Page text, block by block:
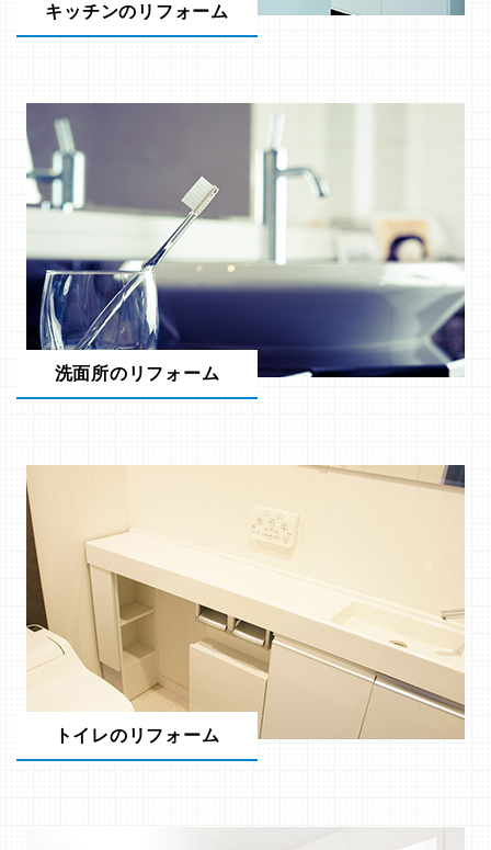
キッチンのリフォーム
洗面所のリフォーム
トイレのリフォーム